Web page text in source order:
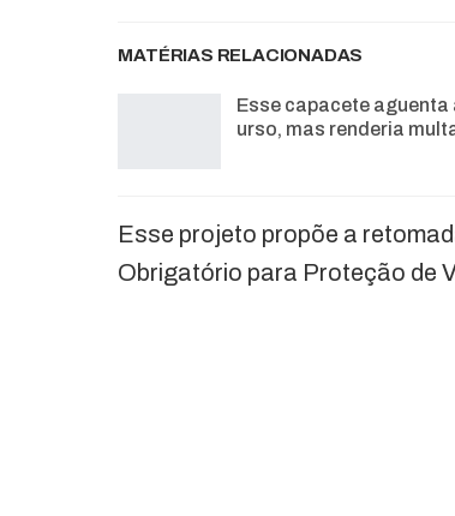
MATÉRIAS RELACIONADAS
Esse capacete aguenta
urso, mas renderia
Esse projeto propõe a
Obrigatório para Proteção de